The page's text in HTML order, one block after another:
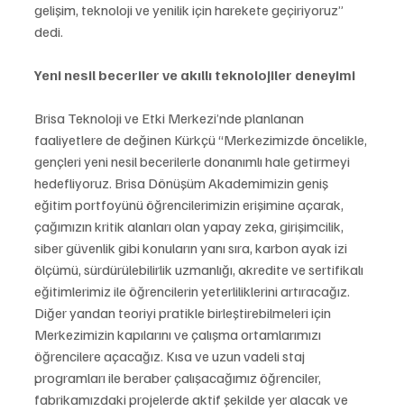
gelişim, teknoloji ve yenilik için harekete geçiriyoruz”
dedi.
Yeni nesil beceriler ve akıllı teknolojiler deneyimi
Brisa Teknoloji ve Etki Merkezi’nde planlanan
faaliyetlere de değinen Kürkçü “Merkezimizde öncelikle,
gençleri yeni nesil becerilerle donanımlı hale getirmeyi
hedefliyoruz. Brisa Dönüşüm Akademimizin geniş
eğitim portfoyünü öğrencilerimizin erişimine açarak,
çağımızın kritik alanları olan yapay zeka, girişimcilik,
siber güvenlik gibi konuların yanı sıra, karbon ayak izi
ölçümü, sürdürülebilirlik uzmanlığı, akredite ve sertifikalı
eğitimlerimiz ile öğrencilerin yeterliliklerini artıracağız.
Diğer yandan teoriyi pratikle birleştirebilmeleri için
Merkezimizin kapılarını ve çalışma ortamlarımızı
öğrencilere açacağız. Kısa ve uzun vadeli staj
programları ile beraber çalışacağımız öğrenciler,
fabrikamızdaki projelerde aktif şekilde yer alacak ve